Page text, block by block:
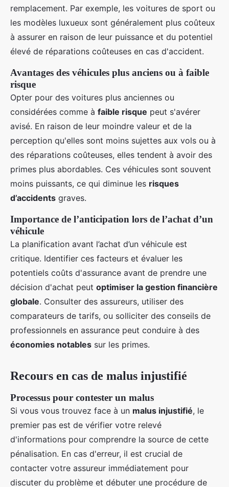
remplacement. Par exemple, les voitures de sport ou
les modèles luxueux sont généralement plus coûteux
à assurer en raison de leur puissance et du potentiel
élevé de réparations coûteuses en cas d'accident.
Avantages des véhicules plus anciens ou à faible
risque
Opter pour des voitures plus anciennes ou
considérées comme à faible risque peut s'avérer
avisé. En raison de leur moindre valeur et de la
perception qu'elles sont moins sujettes aux vols ou à
des réparations coûteuses, elles tendent à avoir des
primes plus abordables. Ces véhicules sont souvent
moins puissants, ce qui diminue les risques
d’accidents graves.
Importance de l’anticipation lors de l’achat d’un
véhicule
La planification avant l’achat d’un véhicule est
critique. Identifier ces facteurs et évaluer les
potentiels coûts d'assurance avant de prendre une
décision d'achat peut optimiser la gestion financière
globale. Consulter des assureurs, utiliser des
comparateurs de tarifs, ou solliciter des conseils de
professionnels en assurance peut conduire à des
économies notables sur les primes.
Recours en cas de malus injustifié
Processus pour contester un malus
Si vous vous trouvez face à un malus injustifié, le
premier pas est de vérifier votre relevé
d'informations pour comprendre la source de cette
pénalisation. En cas d'erreur, il est crucial de
contacter votre assureur immédiatement pour
discuter du problème et débuter une procédure de